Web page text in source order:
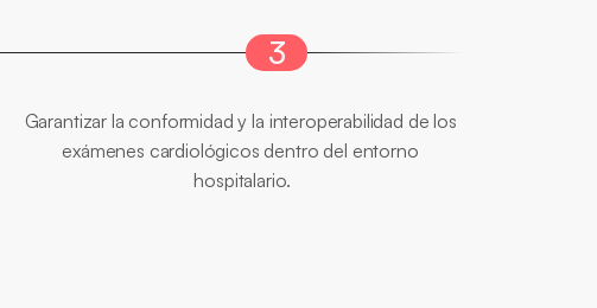
3
Garantizar la conformidad y la interoperabilidad de los
exámenes cardiológicos dentro del entorno
hospitalario.